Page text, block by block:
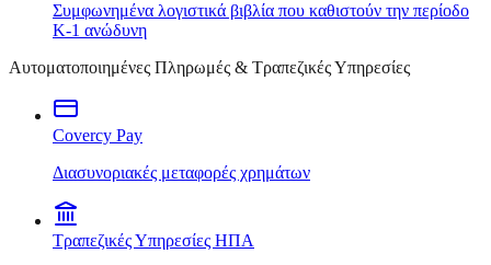
Συμφωνημένα λογιστικά βιβλία που καθιστούν την περίοδο
K-1 ανώδυνη
Αυτοματοποιημένες Πληρωμές & Τραπεζικές Υπηρεσίες
Covercy Pay
Διασυνοριακές μεταφορές χρημάτων
Τραπεζικές Υπηρεσίες ΗΠΑ